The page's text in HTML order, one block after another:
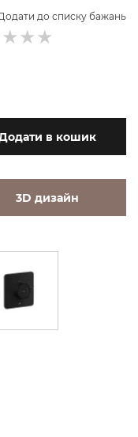
до списку бажань
в кошик
3D дизайн